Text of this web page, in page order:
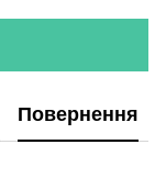
Повернення